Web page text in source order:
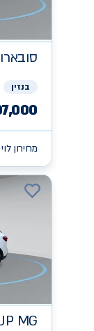
בנזין
מחירון
MG